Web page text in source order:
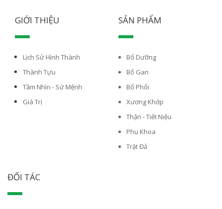
GIỚI THIỆU
Lịch Sử Hình Thành
Thành Tựu
Tầm Nhìn - Sứ Mệnh
Giá Trị
SẢN PHẨM
Bổ Dưỡng
Bổ Gan
Bổ Phổi
Xương Khớp
Thận - Tiết Niệu
Phụ Khoa
Trật Đả
ĐỐI TÁC